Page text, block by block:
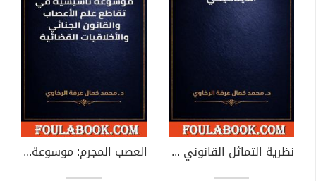
نظرية التماثل القانوني الديناميكي العصب المجرم: موسوعة تأسيسية في تقاطع علم الأعصاب والقانون الجنائي والأخلاقيات القضائية